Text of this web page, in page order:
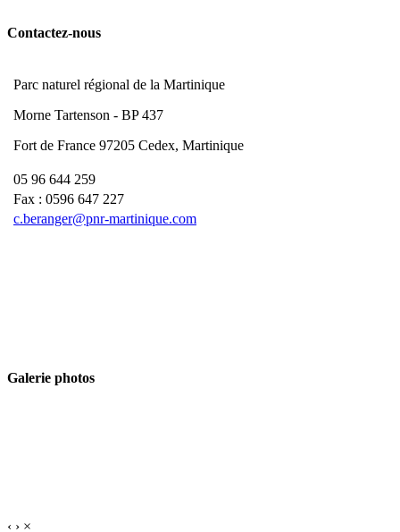
Contactez-nous
Parc naturel régional de la Martinique
Morne Tartenson - BP 437
Fort de France 97205 Cedex, Martinique
05 96 644 259
Fax : 0596 647 227
c.beranger@pnr-martinique.com
Galerie photos
‹ › ×